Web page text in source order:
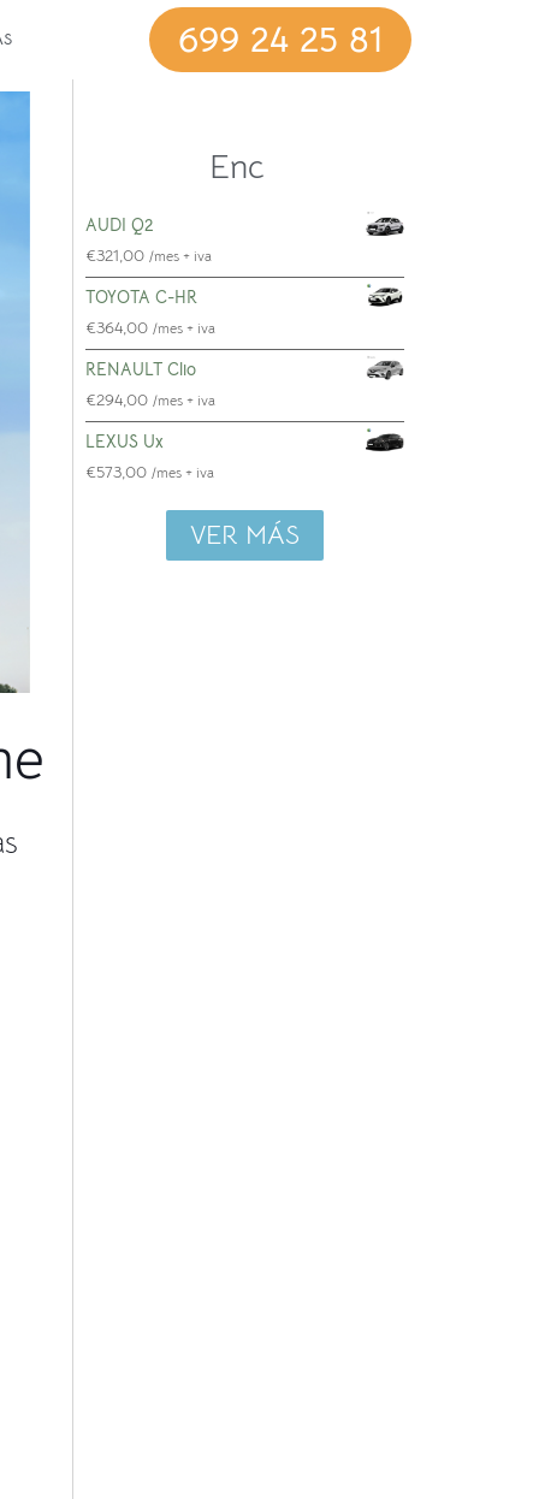
699 24 25 81
uentr
AUDI Q2
€321,00 /mes + iva
TOYOTA C-HR
€364,00 /mes + iva
RENAULT Clio
€294,00 /mes + iva
LEXUS Ux
€573,00 /mes + iva
VER MÁS